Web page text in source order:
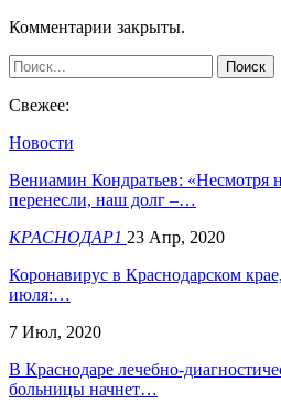
Комментарии закрыты.
Свежее:
Новости
Вениамин Кондратьев: «Несмотря
перенесли, наш долг –…
КРАСНОДАР1 23 Апр, 2020
Коронавирус в Краснодарском
июля:…
7 Июл, 2020
В Краснодаре лечебно-
больницы начнет…